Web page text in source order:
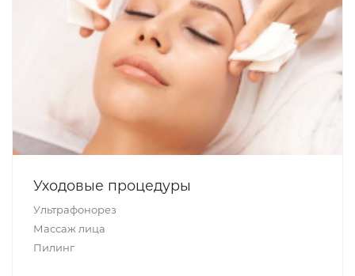
Уходовые процедуры
Ультрафонорез
Массаж лица
Пилинг